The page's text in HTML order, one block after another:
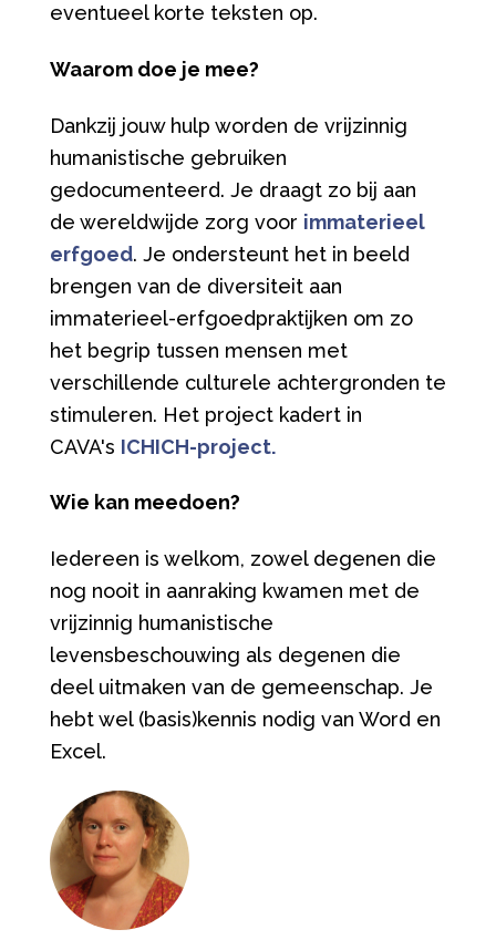
eventueel korte teksten op.
Waarom doe je mee?
Dankzij jouw hulp worden de vrijzinnig
humanistische gebruiken
gedocumenteerd. Je draagt zo bij aan
de wereldwijde zorg voor immaterieel
erfgoed. Je ondersteunt het in beeld
brengen van de diversiteit aan
immaterieel-erfgoedpraktijken om zo
het begrip tussen mensen met
verschillende culturele achtergronden te
stimuleren. Het project kadert in
CAVA's ICHICH-project.
Wie kan meedoen?
Iedereen is welkom, zowel degenen die
nog nooit in aanraking kwamen met de
vrijzinnig humanistische
levensbeschouwing als degenen die
deel uitmaken van de gemeenschap. Je
hebt wel (basis)kennis nodig van Word en
Excel.